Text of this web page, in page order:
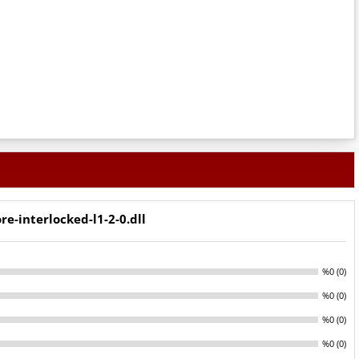
interlocked-l1-2-0.dll
%0 (0)
%0 (0)
%0 (0)
%0 (0)